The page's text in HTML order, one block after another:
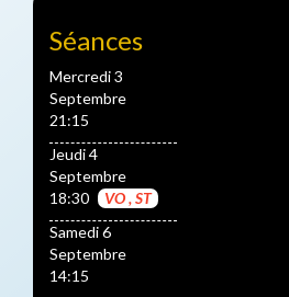
Séances
Mercredi 3
Septembre
21:15
Jeudi 4
Septembre
18:30
VO , ST
Samedi 6
Septembre
14:15